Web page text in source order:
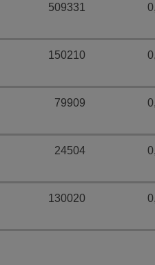
509331
150210
79909
24504
130020